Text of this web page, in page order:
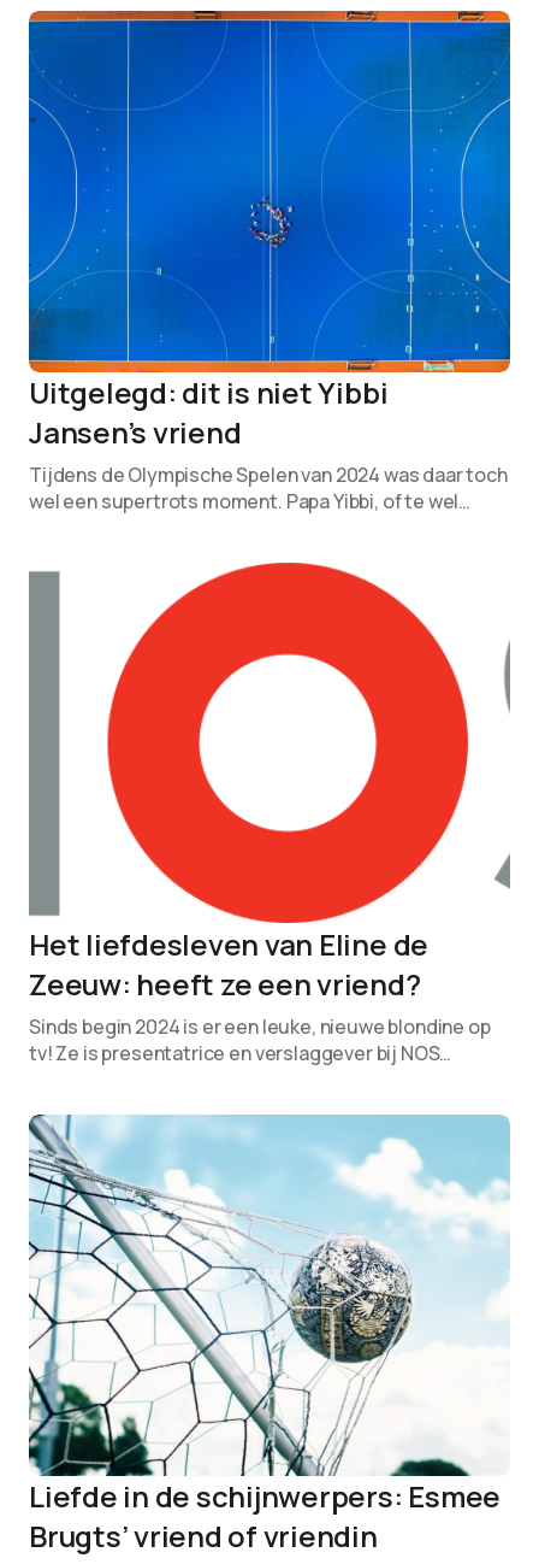
Uitgelegd: dit is niet Yibbi
Jansen’s vriend
Tijdens de Olympische Spelen van 2024 was daar toch
wel een supertrots moment. Papa Yibbi, of te wel…
Het liefdesleven van Eline de
Zeeuw: heeft ze een vriend?
Sinds begin 2024 is er een leuke, nieuwe blondine op
tv! Ze is presentatrice en verslaggever bij NOS…
Liefde in de schijnwerpers: Esmee
Brugts’ vriend of vriendin